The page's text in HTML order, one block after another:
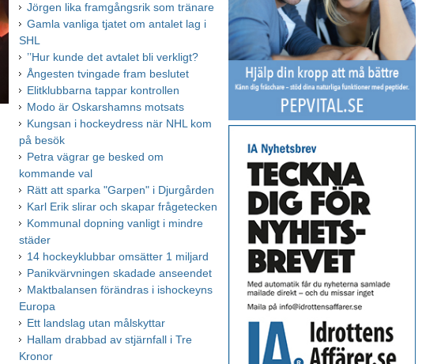
Jörgen lika framgångsrik som tränare
Gamla vanliga tjatet om antalet lag i
SHL
’’Hur kunde det avtalet bli verkligt?
Ångesten tvingade fram beslutet
Elitklubbarna tappar kontrollen
Modo är Oskarshamns motsats
Kungsan i hockeydress när NHL kom
på besök
Petra vägrar ge besked om
kommande val
Rätt att sparka "Garpen" i Djurgården
Karl Erik slirar och skapar frågetecken
Kommunal dopning vanligt i mindre
städer
14 hockeyklubbar omsätter 1 miljard
Panikvärvningen skadade anseendet
Maktbalansen förändras i ishockeyns
Europa
Ett landslag utan målskyttar
Hallam drabbad av stjärnfall i Tre
Kronor